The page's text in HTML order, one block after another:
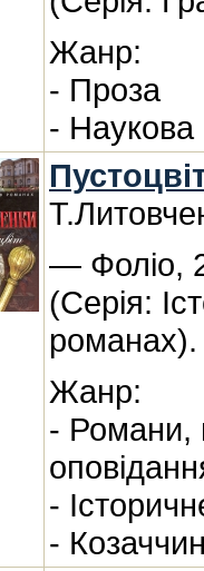
Жанр:
- Проза
- Наукова
— Фоліо,
(Серія:
Жанр:
- Романи,
-
-